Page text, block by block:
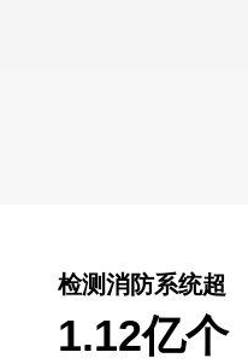
检测消防系统超
1.12亿个